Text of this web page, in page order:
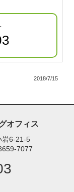
2018/7/15
オフィス
6-21-5
7077